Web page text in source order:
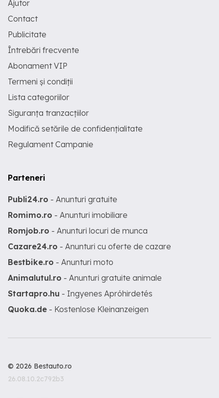
Ajutor
Contact
Publicitate
Întrebări frecvente
Abonament VIP
Termeni și condiții
Lista categoriilor
Siguranța tranzacțiilor
Modifică setările de confidențialitate
Regulament Campanie
Parteneri
Publi24.ro - Anunturi gratuite
Romimo.ro - Anunturi imobiliare
Romjob.ro - Anunturi locuri de munca
Cazare24.ro - Anunturi cu oferte de cazare
Bestbike.ro - Anunturi moto
Animalutul.ro - Anunturi gratuite animale
Startapro.hu - Ingyenes Apróhirdetés
Quoka.de - Kostenlose Kleinanzeigen
© 2026 Bestauto.ro
26.08.10.2c792b3